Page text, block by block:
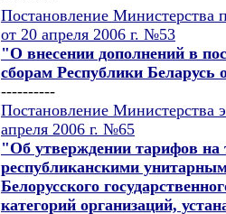
Постановление Министерства
от 20 апреля 2006 г. №53
"О внесении дополнений в
сборам Республики Беларусь
----------
Постановление Министерства
апреля 2006 г. №65
"Об утверждении тарифов на
республиканскими
Белорусского
категорий организаций,